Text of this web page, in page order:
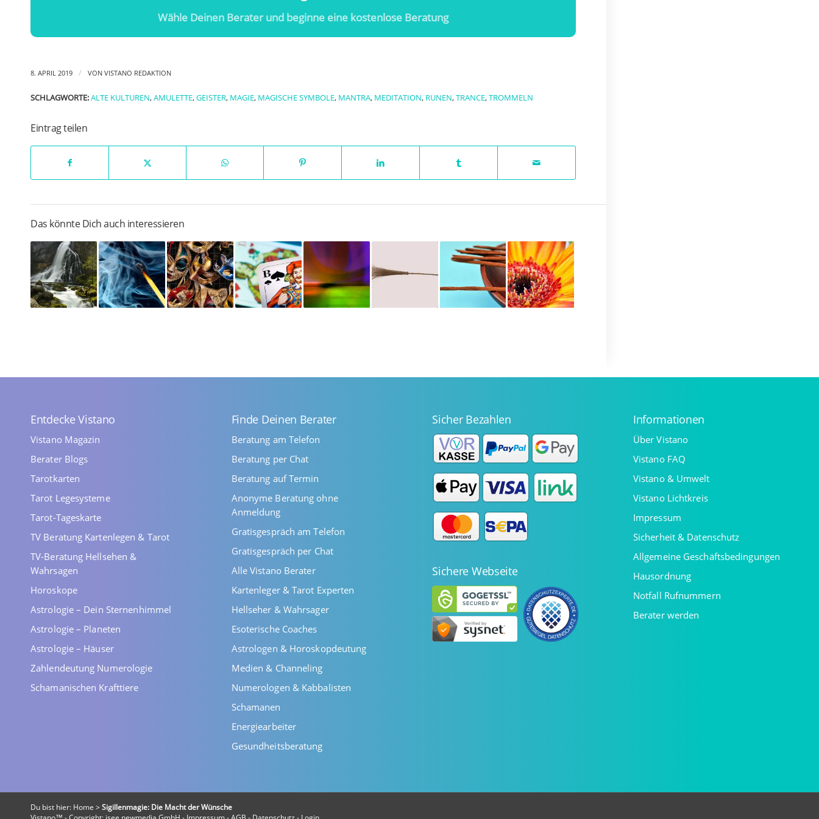
Wähle Deinen Berater und beginne eine kostenlose Beratung
8. APRIL 2019 / VON VISTANO REDAKTION
SCHLAGWORTE:ALTE KULTUREN,AMULETTE,GEISTER, MAGIE, MAGISCHE SYMBOLE, MANTRA, MEDITATION, RUNEN,TRANCE,TROMMELN
Eintrag teilen
Das könnte Dich auch interessieren
Entdecke Vistano
Vistano Magazin
Berater Blogs
Tarotkarten
Tarot Legesysteme
Tarot-Tageskarte
TV Beratung Kartenlegen & Tarot
TV-Beratung Hellsehen &
Wahrsagen
Horoskope
Astrologie – Dein Sternenhimmel
Astrologie – Planeten
Astrologie – Häuser
Zahlendeutung Numerologie
Schamanischen Krafttiere
Finde Deinen Berater
Beratung am Telefon
Beratung per Chat
Beratung auf Termin
Anonyme Beratung ohne
Anmeldung
Gratisgespräch am Telefon
Gratisgespräch per Chat
Alle Vistano Berater
Kartenleger & Tarot Experten
Hellseher & Wahrsager
Esoterische Coaches
Astrologen & Horoskopdeutung
Medien & Channeling
Numerologen & Kabbalisten
Schamanen
Energiearbeiter
Gesundheitsberatung
Sicher Bezahlen
Sichere Webseite
Informationen
Über Vistano
Vistano FAQ
Vistano & Umwelt
Vistano Lichtkreis
Impressum
Sicherheit & Datenschutz
Allgemeine Geschäftsbedingungen
Hausordnung
Notfall Rufnummern
Berater werden
Du bist hier: Home > Sigillenmagie: Die Macht der Wünsche